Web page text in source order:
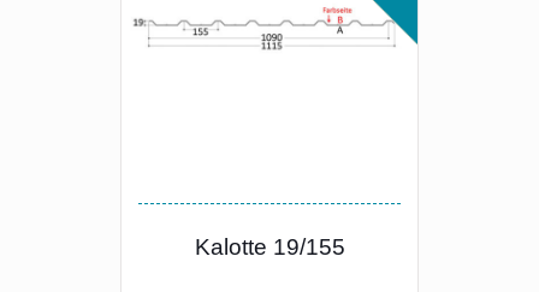
Kalotte 19/155